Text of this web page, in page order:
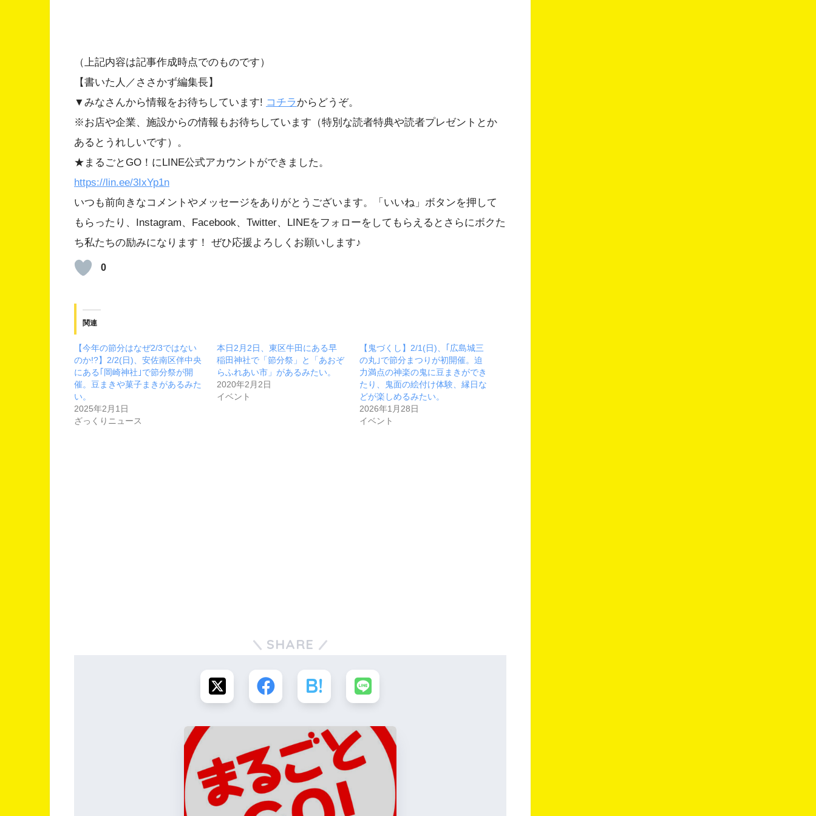
（上記内容は記事作成時点でのものです）
【書いた人／ささかず編集長】
▼みなさんから情報をお待ちしています! コチラ からどうぞ。
※お店や企業、施設からの情報もお待ちしています（特別な読者特典や読者プレゼントとか
あるとうれしいです）。
★まるごとGO！にLINE公式アカウントができました。
https://lin.ee/3IxYp1n
いつも前向きなコメントやメッセージをありがとうございます。「いいね」ボタンを押して
もらったり、Instagram、Facebook、Twitter、LINEをフォローをしてもらえるとさらにボクた
ち私たちの励みになります！ ぜひ応援よろしくお願いします♪
0
関連
【今年の節分はなぜ2/3ではない
のか!?】2/2(日)、安佐南区伴中央
にある｢岡崎神社｣で節分祭が開
催。豆まきや菓子まきがあるみた
い。
2025年2月1日
ざっくりニュース
本日2月2日、東区牛田にある早
稲田神社で「節分祭」と「あおぞ
らふれあい市」があるみたい。
2020年2月2日
イベント
【鬼づくし】2/1(日)、｢広島城三
の丸｣で節分まつりが初開催。迫
力満点の神楽の鬼に豆まきができ
たり、鬼面の絵付け体験、縁日な
どが楽しめるみたい。
2026年1月28日
イベント
SHARE